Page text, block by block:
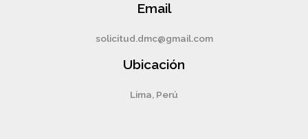
Email
solicitud.dmc@gmail.com
Ubicación
Lima, Perú